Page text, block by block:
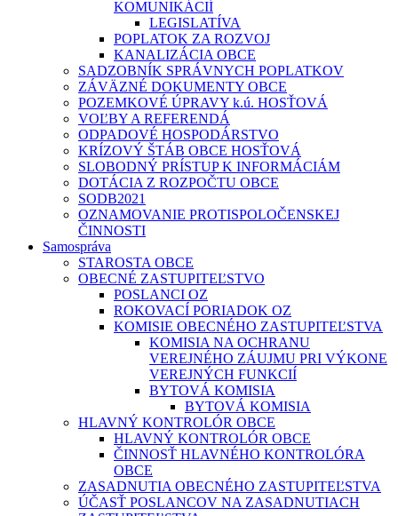
KOMUNIKÁCIÍ
LEGISLATÍVA
POPLATOK ZA ROZVOJ
KANALIZÁCIA OBCE
SADZOBNÍK SPRÁVNYCH POPLATKOV
ZÁVÄZNÉ DOKUMENTY OBCE
POZEMKOVÉ ÚPRAVY k.ú. HOSŤOVÁ
VOĽBY A REFERENDÁ
ODPADOVÉ HOSPODÁRSTVO
KRÍZOVÝ ŠTÁB OBCE HOSŤOVÁ
SLOBODNÝ PRÍSTUP K INFORMÁCIÁM
DOTÁCIA Z ROZPOČTU OBCE
SODB2021
OZNAMOVANIE PROTISPOLOČENSKEJ
ČINNOSTI
Samospráva
STAROSTA OBCE
OBECNÉ ZASTUPITEĽSTVO
POSLANCI OZ
ROKOVACÍ PORIADOK OZ
KOMISIE OBECNÉHO ZASTUPITEĽSTVA
KOMISIA NA OCHRANU
VEREJNÉHO ZÁUJMU PRI VÝKONE
VEREJNÝCH FUNKCIÍ
BYTOVÁ KOMISIA
BYTOVÁ KOMISIA
HLAVNÝ KONTROLÓR OBCE
HLAVNÝ KONTROLÓR OBCE
ČINNOSŤ HLAVNÉHO KONTROLÓRA
OBCE
ZASADNUTIA OBECNÉHO ZASTUPITEĽSTVA
ÚČASŤ POSLANCOV NA ZASADNUTIACH